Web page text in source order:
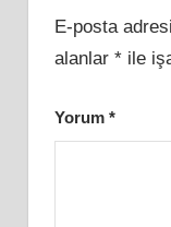
E-posta
alanlar *ile
Yorum *